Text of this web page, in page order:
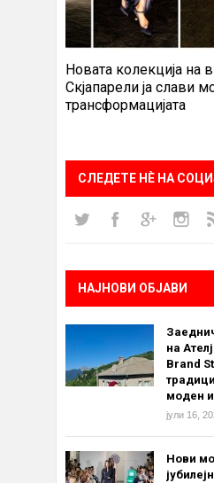
Новата колекција на
Скјапарели ја слави
трансформацијата
СЛЕДЕТЕ НÈ НА
НАЈНОВИ ОБЈАВИ
на
Brand
моден
јули 16,
Нови